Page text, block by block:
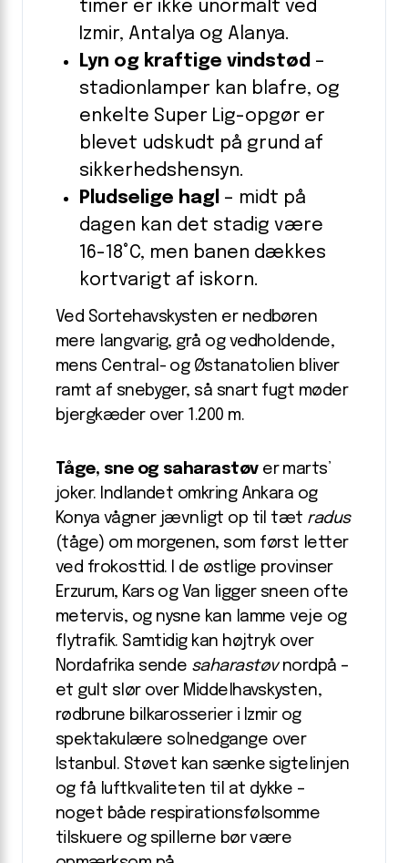
timer er ikke unormalt ved
Izmir, Antalya og Alanya.
Lyn og kraftige vindstød –
stadion­lamper kan blafre, og
enkelte Super Lig-opgør er
blevet udskudt på grund af
sikker­heds­hensyn.
Pludselige hagl – midt på
dagen kan det stadig være
16-18°C, men banen dækkes
kortvarigt af is­korn.
Ved Sortehavskysten er nedbøren
mere langvarig, grå og vedholdende,
mens Central- og Østanatolien bliver
ramt af snebyger, så snart fugt møder
bjerg­kæder over 1.200 m.
Tåge, sne og saharastøver marts’
joker. Indlandet omkring Ankara og
Konya vågner jævnligt op til tæt radus
(tåge) om morgenen, som først letter
ved frokost­tid. I de østlige provinser
Erzurum, Kars og Van ligger sneen ofte
metervis, og nysne kan lamme veje og
flytrafik. Samtidig kan højtryk over
Nordafrika sende saharastøvnordpå –
et gult slør over Middelhavskysten,
rød­brune bil­karosserier i Izmir og
spektakulære solnedgange over
Istanbul. Støvet kan sænke sigtelinjen
og få luft­kvaliteten til at dykke –
noget både respirations­følsomme
tilskuere og spillerne bør være